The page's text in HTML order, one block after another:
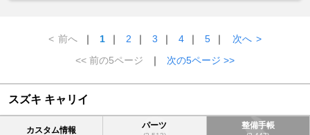
< 前へ ｜ 1 ｜ 2 ｜ 3 ｜ 4 ｜ 5 ｜ 次へ >
<< 前の5ページ
｜ 次の5ページ >>
スズキ キャリイ
カスタム情報 パーツ 整備手帳